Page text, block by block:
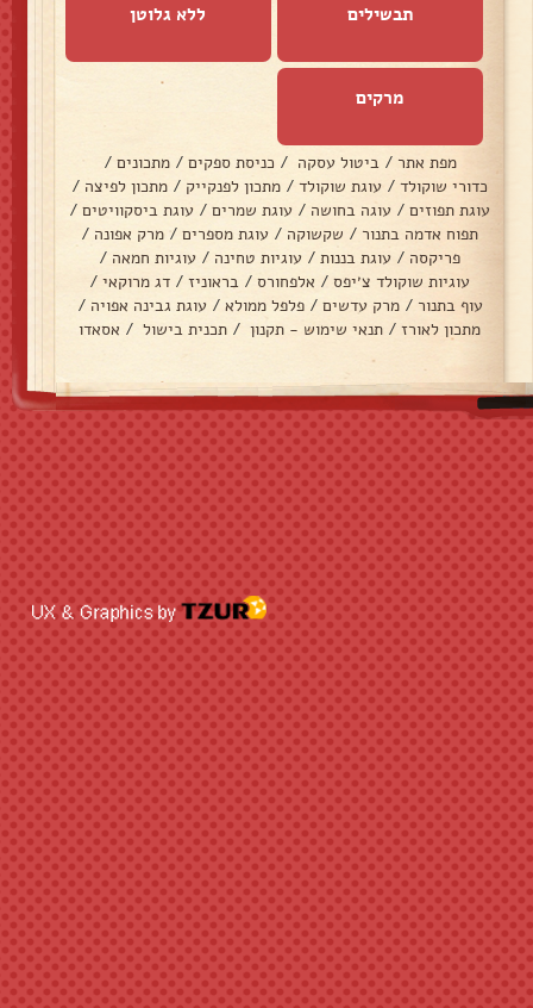
תבשילים ללא גלוטן
מרקים
מפת אתר / ביטול עסקה / כניסת ספקים / מתכונים /
כדורי שוקולד / עוגת שוקולד / מתכון לפנקייק / מתכון לפיצה /
עוגת תפוזים / עוגה בחושה / עוגת שמרים / עוגת ביסקוויטים /
תפוח אדמה בתנור / שקשוקה / עוגת מספרים / מרק אפונה /
פריקסה / עוגת בננות / עוגיות טחינה / עוגיות חמאה /
עוגיות שוקולד צ׳יפס / אלפחורס / בראוניז / דג מרוקאי /
עוף בתנור / מרק עדשים / פלפל ממולא / עוגת גבינה אפויה /
מתכון לאורז / תנאי שימוש - תקנון / תכנית בישול / אסאדו